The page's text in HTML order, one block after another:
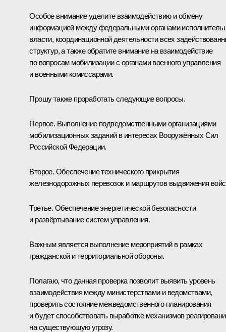
Особое внимание уделите взаимодействию и обмену
информацией между федеральными органами
власти, координационной деятельности всех
структур, а также обратите внимание на взаимодействие
по вопросам мобилизации с органами военного управления
и военными комиссарами.
Прошу также проработать следующие вопросы.
Первое. Выполнение подведомственными организациями
мобилизационных заданий в интересах Вооружённых Сил
Российской Федерации.
Второе. Обеспечение технического прикрытия
железнодорожных перевозок и маршрутов выдвижения
Третье. Обеспечение энергетической безопасности
и развёртывание систем управления.
Важным является выполнение мероприятий в рамках
гражданской и территориальной обороны.
Полагаю, что данная проверка позволит выявить уровень
взаимодействия между министерствами и ведомствами,
проверить состояние межведомственного планирования
и будет способствовать выработке механизмов
на существующую угрозу.